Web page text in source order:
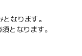
なります。
となります。